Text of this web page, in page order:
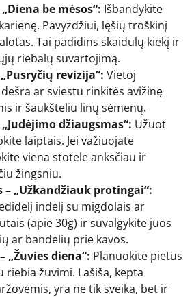
be mėsos“: Išbandykite
Pavyzdžiui, lęšių troškinį
Tai padidins skaidulų kiekį ir
riebalų suvartojimą.
revizija“: Vietoj
ar sviestu rinkitės avižinę
ir šaukšteliu linų sėmenų.
džiaugsmas“: Užuot
laiptais. Jei važiuojate
viena stotele anksčiau ir
žingsniu.
„Užkandžiauk protingai“:
indelį su migdolais ar
(apie 30g) ir suvalgykite juos
ar bandelių prie kavos.
„Žuvies diena“: Planuokite pietus
riebia žuvimi. Lašiša, kepta
yra ne tik sveika, bet ir